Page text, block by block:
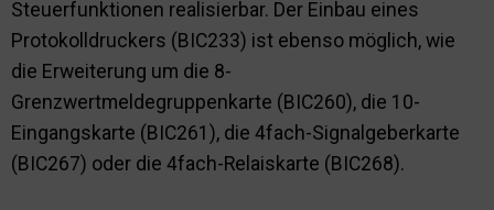
Steuerfunktionen realisierbar. Der Einbau eines
Protokolldruckers (BIC233) ist ebenso möglich, wie
die Erweiterung um die 8-
Grenzwertmeldegruppenkarte (BIC260), die 10-
Eingangskarte (BIC261), die 4fach-Signalgeberkarte
(BIC267) oder die 4fach-Relaiskarte (BIC268).